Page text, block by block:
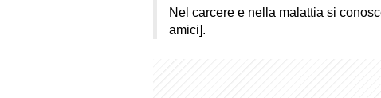
Nel carcere e nella malattia si
amici].